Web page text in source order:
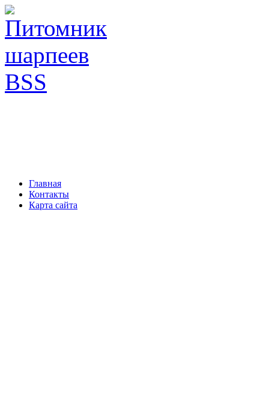
Главная
Контакты
Карта сайта